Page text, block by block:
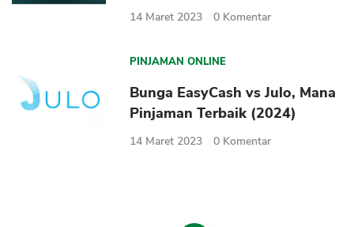
14 Maret 2023 0 Komentar
PINJAMAN ONLINE
Bunga EasyCash vs Julo, Mana
Pinjaman Terbaik (2024)
14 Maret 2023 0 Komentar